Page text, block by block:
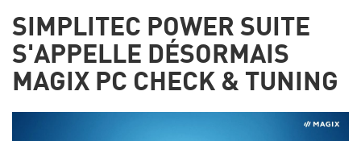
SIMPLITEC POWER SUITE
S'APPELLE DÉSORMAIS
MAGIX PC CHECK & TUNING